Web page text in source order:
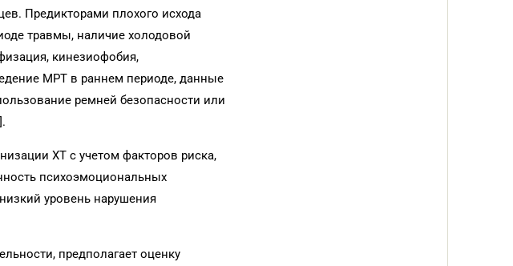
Предикторами плохого исхода
травмы, наличие холодовой
кинезиофобия,
МРТ в раннем периоде, данные
ремней безопасности или
ХТ с учетом факторов риска,
психоэмоциональных
уровень нарушения
предполагает оценку